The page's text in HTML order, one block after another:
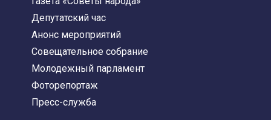
Депутатский час
Анонс мероприятий
Совещательное собрание
Молодежный парламент
Фоторепортаж
Пресс-служба